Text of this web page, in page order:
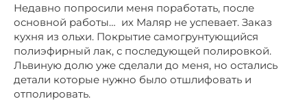
Недавно попросили меня поработать, после
основной работы… их Маляр не успевает. Заказ
кухня из ольхи. Покрытие самогрунтующийся
полиэфирный лак, с последующей полировкой.
Львиную долю уже сделали до меня, но остались
детали которые нужно было отшлифовать и
отполировать.